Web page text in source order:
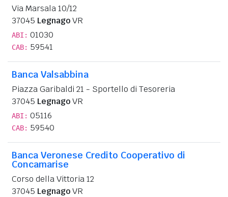
Via Marsala 10/12
37045 LegnagoVR
ABI: 01030
CAB: 59541
Banca Valsabbina
Piazza Garibaldi 21 - Sportello di Tesoreria
37045 LegnagoVR
ABI: 05116
CAB: 59540
Banca Veronese Credito Cooperativo di
Concamarise
Corso della Vittoria 12
37045 LegnagoVR